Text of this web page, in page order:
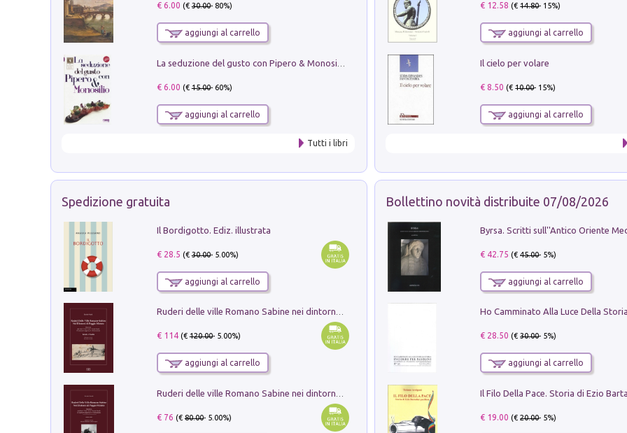
€ 6.00 (€30.00- 80%)
aggiungi al carrello
€ 6.00 (€15.00- 60%)
aggiungi al carrello
Tutti i libri
€ 12.58 (€14.80- 15%)
aggiungi al carrello
Il cielo per volare
€ 8.50 (€10.00- 15%)
aggiungi al carrello
Spedizione gratuita
Il Bordigotto. Ediz. illustrata
€ 28.5 (€30.00- 5.00%)
aggiungi al carrello
Ruderi delle ville Romano Sabine nei dintorni di Poggio Mirteto. Illustrati dal dott.re prof.re cav.re Ercole Nardi regio ispettore degli scavi e monumenti. Anno 1885. Tavole e studio. Con 25 tavole fuori testo in cartella editoriale
€ 114(€120.00- 5.00%)
aggiungi al carrello
€ 76 (€80.00- 5.00%)
Bollettino novità distribuite 07/08/2026
€ 42.75 (€45.00- 5%)
aggiungi al carrello
€ 28.50 (€30.00- 5%)
aggiungi al carrello
€ 19.00 (€20.00- 5%)